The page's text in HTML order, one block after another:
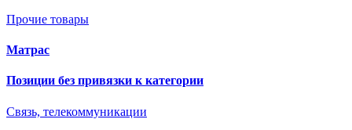
Прочие товары
Матрас
Позиции без привязки к категории
Связь, телекоммуникации